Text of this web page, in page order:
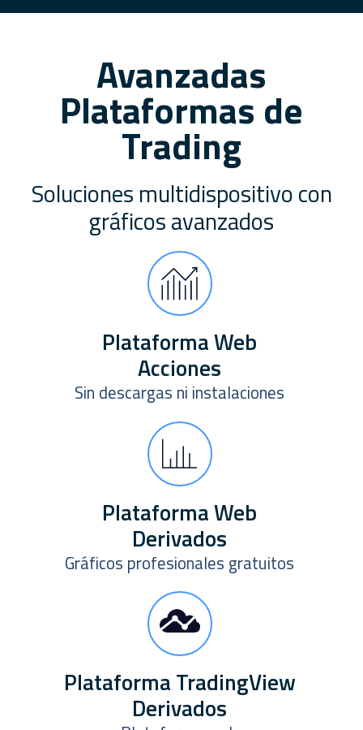
Avanzadas
Plataformas de
Trading
Soluciones multidispositivo con
gráficos avanzados
Plataforma Web
Acciones
Sin descargas ni instalaciones
Plataforma Web
Derivados
Gráficos profesionales gratuitos
Plataforma TradingView
Derivados